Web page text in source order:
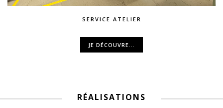
SERVICE ATELIER
JE DÉCOUVRE...
RÉALISATIONS